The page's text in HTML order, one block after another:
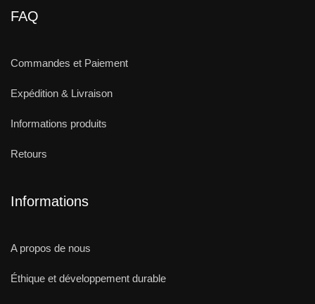
FAQ
Commandes et Paiement
Expédition & Livraison
Informations produits
Retours
Informations
A propos de nous
Éthique et développement durable